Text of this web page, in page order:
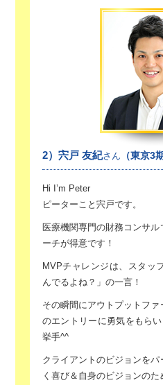
2）宍戸 友紀さん （東京3
Hi I’m Peter
ピーターこと宍戸です。
医療機関専門の財務コンサル
ーチが得意です！
MVPチャレンジは、スタッ
んでるよね？」の一言！
その瞬間にアウトプットファ
のエントリーに勇気をもら
挙手^^
クライアントのビジョンを
く喜び＆ 自身のビジョンの